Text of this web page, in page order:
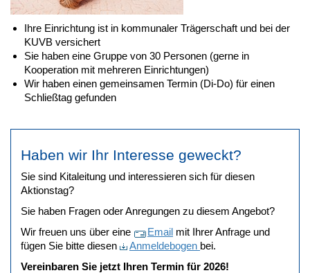
Ihre Einrichtung ist in kommunaler Trägerschaft und bei der
KUVB versichert
Sie haben eine Gruppe von 30 Personen (gerne in
Kooperation mit mehreren Einrichtungen)
Wir haben einen gemeinsamen Termin (Di-Do) für einen
Schließtag gefunden
Haben wir Ihr Interesse geweckt?
Sie sind Kitaleitung und interessieren sich für diesen
Aktionstag?
Sie haben Fragen oder Anregungen zu diesem Angebot?
Wir freuen uns über eine
Email mit Ihrer Anfrage und
fügen Sie bitte diesen
Anmeldebogen bei.
Vereinbaren Sie jetzt Ihren Termin für 2026!